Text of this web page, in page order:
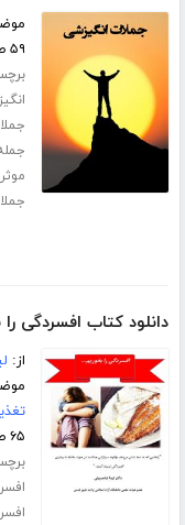
۵۹ صفحه
دانلود کتاب افسردگی
از:
۶۵ صفحه